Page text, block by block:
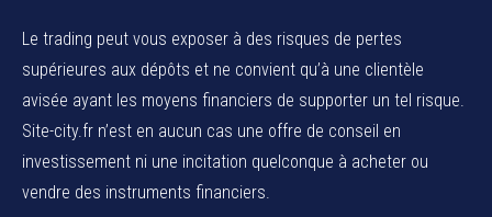
Le trading peut vous exposer à des risques de pertes
supérieures aux dépôts et ne convient qu’à une clientèle
avisée ayant les moyens financiers de supporter un tel risque.
Site-city.fr n’est en aucun cas une offre de conseil en
investissement ni une incitation quelconque à acheter ou
vendre des instruments financiers.